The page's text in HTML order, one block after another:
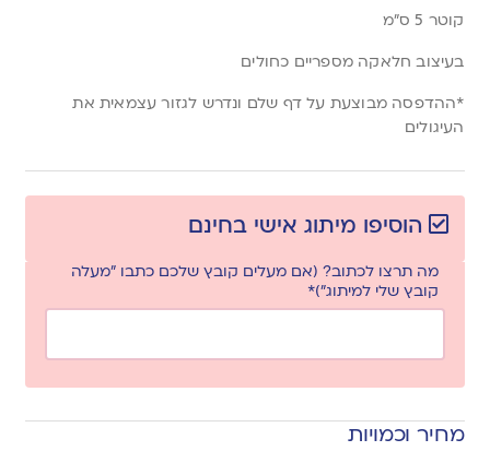
קוטר 5 ס”מ
בעיצוב חלאקה מספריים כחולים
*ההדפסה מבוצעת על דף שלם ונדרש לגזור עצמאית את
העיגולים
הוסיפו מיתוג אישי בחינם
מה תרצו לכתוב? (אם מעלים קובץ שלכם כתבו "מעלה
קובץ שלי למיתוג")*
מחיר וכמויות